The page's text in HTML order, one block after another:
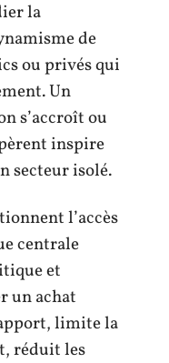
la
de
ou privés qui
Un
s’accroît ou
inspire
secteur isolé.
l’accès
centrale
et
un achat
limite la
réduit les